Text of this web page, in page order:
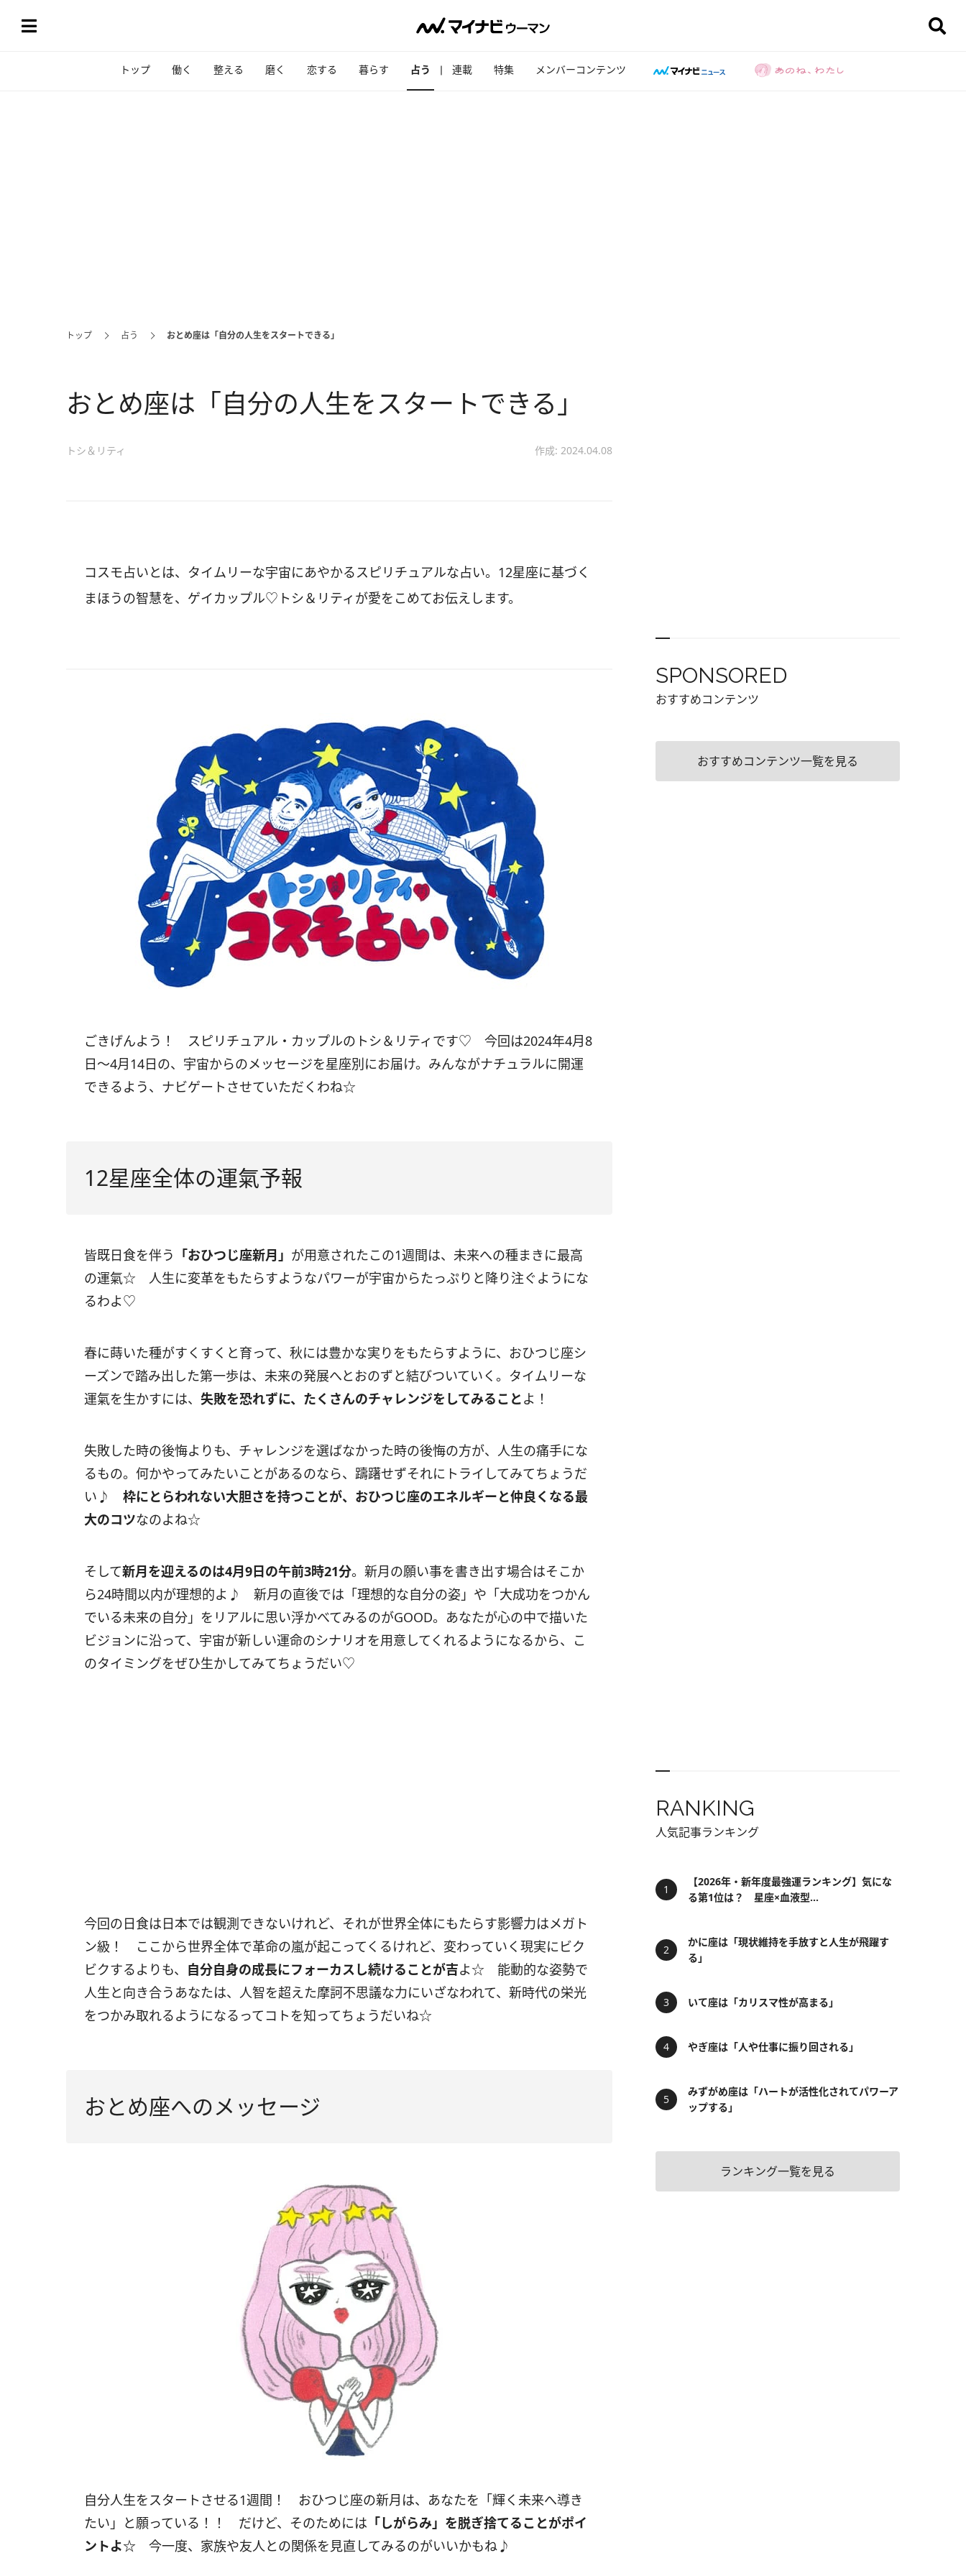
トップ 働く 整える 磨く 恋する 暮らす 占う 連載 特集 メンバーコンテンツ
トップ 占う おとめ座は「自分の人生をスタートできる」
おとめ座は「自分の人生をスタートできる」
トシ＆リティ 作成: 2024.04.08
コスモ占いとは、タイムリーな宇宙にあやかるスピリチュアルな占い。12星座に基づく
まほうの智慧を、ゲイカップル♡トシ＆リティが愛をこめてお伝えします。
ごきげんよう！ スピリチュアル・カップルのトシ＆リティです♡ 今回は2024年4月8
日〜4月14日の、宇宙からのメッセージを星座別にお届け。みんながナチュラルに開運
できるよう、ナビゲートさせていただくわね☆
12星座全体の運氣予報
皆既日食を伴う 「おひつじ座新月」 が用意されたこの1週間は、未来への種まきに最高
の運氣☆ 人生に変革をもたらすようなパワーが宇宙からたっぷりと降り注ぐようにな
るわよ♡
春に蒔いた種がすくすくと育って、秋には豊かな実りをもたらすように、おひつじ座シ
ーズンで踏み出した第一歩は、未来の発展へとおのずと結びついていく。タイムリーな
運氣を生かすには、 失敗を恐れずに、たくさんのチャレンジをしてみることよ！
失敗した時の後悔よりも、チャレンジを選ばなかった時の後悔の方が、人生の痛手にな
るもの。何かやってみたいことがあるのなら、躊躇せずそれにトライしてみてちょうだ
い♪ 枠にとらわれない大胆さを持つことが、おひつじ座のエネルギーと仲良くなる最
大のコツなのよね☆
そして新月を迎えるのは4月9日の午前3時21分。新月の願い事を書き出す場合はそこか
ら24時間以内が理想的よ♪ 新月の直後では「理想的な自分の姿」や「大成功をつかん
でいる未来の自分」をリアルに思い浮かべてみるのがGOOD。あなたが心の中で描いた
ビジョンに沿って、宇宙が新しい運命のシナリオを用意してくれるようになるから、こ
のタイミングをぜひ生かしてみてちょうだい♡
今回の日食は日本では観測できないけれど、それが世界全体にもたらす影響力はメガト
ン級！ ここから世界全体で革命の嵐が起こってくるけれど、変わっていく現実にビク
ビクするよりも、 自分自身の成長にフォーカスし続けることが吉よ☆ 能動的な姿勢で
人生と向き合うあなたは、人智を超えた摩訶不思議な力にいざなわれて、新時代の栄光
をつかみ取れるようになるってコトを知ってちょうだいね☆
おとめ座へのメッセージ
自分人生をスタートさせる1週間！ おひつじ座の新月は、あなたを「輝く未来へ導き
たい」と願っている！！ だけど、そのためには 「しがらみ」を脱ぎ捨てることがポイ
ントよ☆ 今一度、家族や友人との関係を見直してみるのがいいかもね♪
SPONSORED
おすすめコンテンツ
おすすめコンテンツ一覧を見る
RANKING
人気記事ランキング
【2026年・新年度最強運ランキング】気にな
る第1位は？ 星座×血液型...
かに座は「現状維持を手放すと人生が飛躍す
る」
いて座は「カリスマ性が高まる」
やぎ座は「人や仕事に振り回される」
みずがめ座は「ハートが活性化されてパワーア
ップする」
ランキング一覧を見る